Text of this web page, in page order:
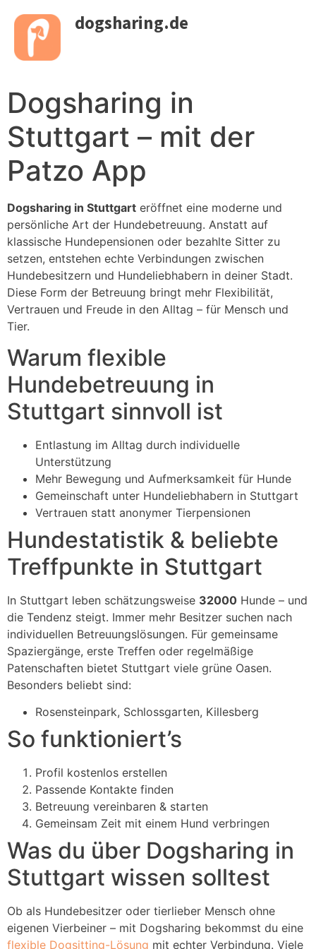
dogsharing.de
Dogsharing in
Stuttgart – mit der
Patzo App
Dogsharing in Stuttgart eröffnet eine moderne und
persönliche Art der Hundebetreuung. Anstatt auf
klassische Hundepensionen oder bezahlte Sitter zu
setzen, entstehen echte Verbindungen zwischen
Hundebesitzern und Hundeliebhabern in deiner Stadt.
Diese Form der Betreuung bringt mehr Flexibilität,
Vertrauen und Freude in den Alltag – für Mensch und
Tier.
Warum flexible
Hundebetreuung in
Stuttgart sinnvoll ist
Entlastung im Alltag durch individuelle
Unterstützung
Mehr Bewegung und Aufmerksamkeit für Hunde
Gemeinschaft unter Hundeliebhabern in Stuttgart
Vertrauen statt anonymer Tierpensionen
Hundestatistik & beliebte
Treffpunkte in Stuttgart
In Stuttgart leben schätzungsweise 32000 Hunde – und
die Tendenz steigt. Immer mehr Besitzer suchen nach
individuellen Betreuungslösungen. Für gemeinsame
Spaziergänge, erste Treffen oder regelmäßige
Patenschaften bietet Stuttgart viele grüne Oasen.
Besonders beliebt sind:
Rosensteinpark, Schlossgarten, Killesberg
So funktioniert’s
Profil kostenlos erstellen
Passende Kontakte finden
Betreuung vereinbaren & starten
Gemeinsam Zeit mit einem Hund verbringen
Was du über Dogsharing in
Stuttgart wissen solltest
Ob als Hundebesitzer oder tierlieber Mensch ohne
eigenen Vierbeiner – mit Dogsharing bekommst du eine
flexible Dogsitting-Lösung mit echter Verbindung. Viele